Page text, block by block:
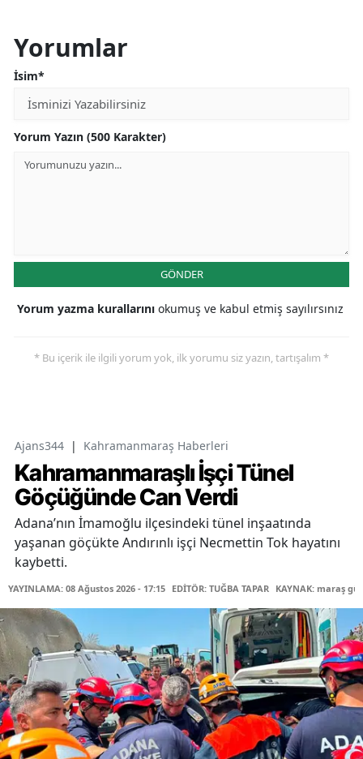
Yorumlar
İsim*
Yorum Yazın (500 Karakter)
GÖNDER
Yorum yazma kurallarını okumuş ve kabul etmiş sayılırsınız
* Bu içerik ile ilgili yorum yok, ilk yorumu siz yazın, tartışalım *
Ajans344 | Kahramanmaraş Haberleri
Kahramanmaraşlı İşçi Tünel
Göçüğünde Can Verdi
Adana’nın İmamoğlu ilçesindeki tünel inşaatında
yaşanan göçükte Andırınlı işçi Necmettin Tok hayatını
kaybetti.
YAYINLAMA: 08 Ağustos 2026 - 17:15 EDİTÖR: TUĞBA TAPAR KAYNAK: maraş